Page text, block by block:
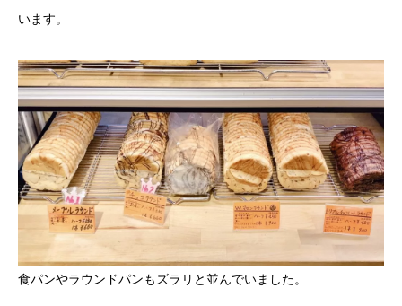
います。
食パンやラウンドパンもズラリと並んでいました。